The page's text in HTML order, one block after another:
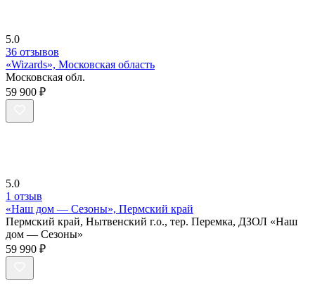
5.0
36 отзывов
«Wizards», Московская область
Московская обл.
59 900 ₽
5.0
1 отзыв
«Наш дом — Сезоны», Пермский край
Пермский край, Нытвенский г.о., тер. Перемка, ДЗОЛ «Наш
дом — Сезоны»
59 990 ₽